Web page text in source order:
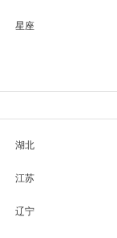
星座
湖北
江苏
辽宁